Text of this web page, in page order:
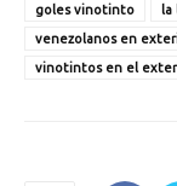
goles vinotinto
la
venezolanos en
vinotintos en el